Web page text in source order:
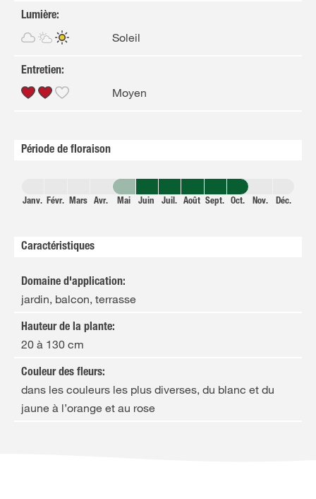
Lumière:
Soleil
Entretien:
Moyen
Période de floraison
Janv. Févr. Mars Avr. Mai Juin Juil. Août Sept. Oct. Nov. Déc.
Caractéristiques
Domaine d'application:
jardin, balcon, terrasse
Hauteur de la plante:
20 à 130 cm
Couleur des fleurs:
dans les couleurs les plus diverses, du blanc et du
jaune à l’orange et au rose